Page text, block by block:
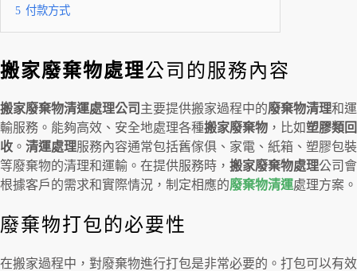
5 付款方式
搬家廢棄物處理公司的服務內容
搬家廢棄物清運處理公司 主要提供搬家過程中的廢棄物清理和運
輸服務。能夠高效、安全地處理各種搬家廢棄物 ，比如塑膠類回
收 。 清運處理服務內容通常包括舊傢俱、家電、紙箱、塑膠包裝
等廢棄物的清理和運輸。在提供服務時， 搬家廢棄物處理公司會
根據客戶的需求和實際情況，制定相應的廢棄物清運處理方案。
廢棄物打包的必要性
在搬家過程中，對廢棄物進行打包是非常必要的。打包可以有效